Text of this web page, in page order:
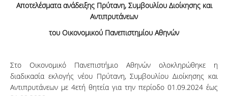
Αποτελέσματα ανάδειξης Πρύτανη, Συμβουλίου Διοίκησης και
Αντιπρυτάνεων
του Οικονομικού Πανεπιστημίου Αθηνών
Στο Οικονομικό Πανεπιστήμιο Αθηνών ολοκληρώθηκε η
διαδικασία εκλογής νέου Πρύτανη, Συμβουλίου Διοίκησης και
Αντιπρυτάνεων με 4ετή θητεία για την περίοδο 01.09.2024 έως